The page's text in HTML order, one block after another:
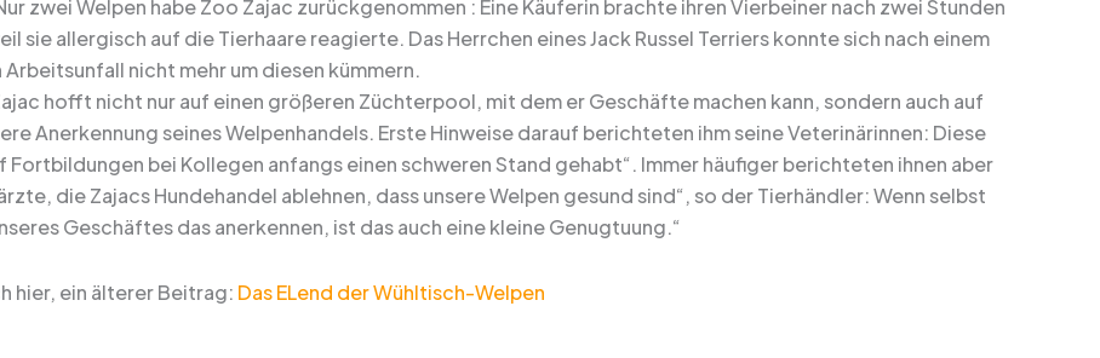
zwei Welpen habe Zoo Zajac zurückgenommen : Eine Käuferin brachte ihren Vierbeiner nach zwei Stunden
sie allergisch auf die Tierhaare reagierte. Das Herrchen eines Jack Russel Terriers konnte sich nach einem
Arbeitsunfall nicht mehr um diesen kümmern.
hofft nicht nur auf einen größeren Züchterpool, mit dem er Geschäfte machen kann, sondern auch auf
Anerkennung seines Welpenhandels. Erste Hinweise darauf berichteten ihm seine Veterinärinnen: Diese
Fortbildungen bei Kollegen anfangs einen schweren Stand gehabt“. Immer häufiger berichteten ihnen aber
die Zajacs Hundehandel ablehnen, dass unsere Welpen gesund sind“, so der Tierhändler: Wenn selbst
Geschäftes das anerkennen, ist das auch eine kleine Genugtuung.“
hier, ein älterer Beitrag: Das ELend der Wühltisch-Welpen